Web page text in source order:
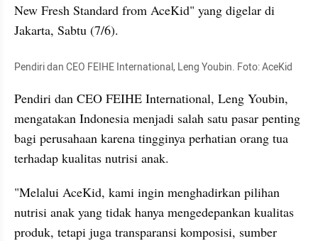
New Fresh Standard from AceKid" yang digelar di
Jakarta, Sabtu (7/6).
Pendiri dan CEO FEIHE International, Leng Youbin. Foto: AceKid
Pendiri dan CEO FEIHE International, Leng Youbin,
mengatakan Indonesia menjadi salah satu pasar penting
bagi perusahaan karena tingginya perhatian orang tua
terhadap kualitas nutrisi anak.
"Melalui AceKid, kami ingin menghadirkan pilihan
nutrisi anak yang tidak hanya mengedepankan kualitas
produk, tetapi juga transparansi komposisi, sumber